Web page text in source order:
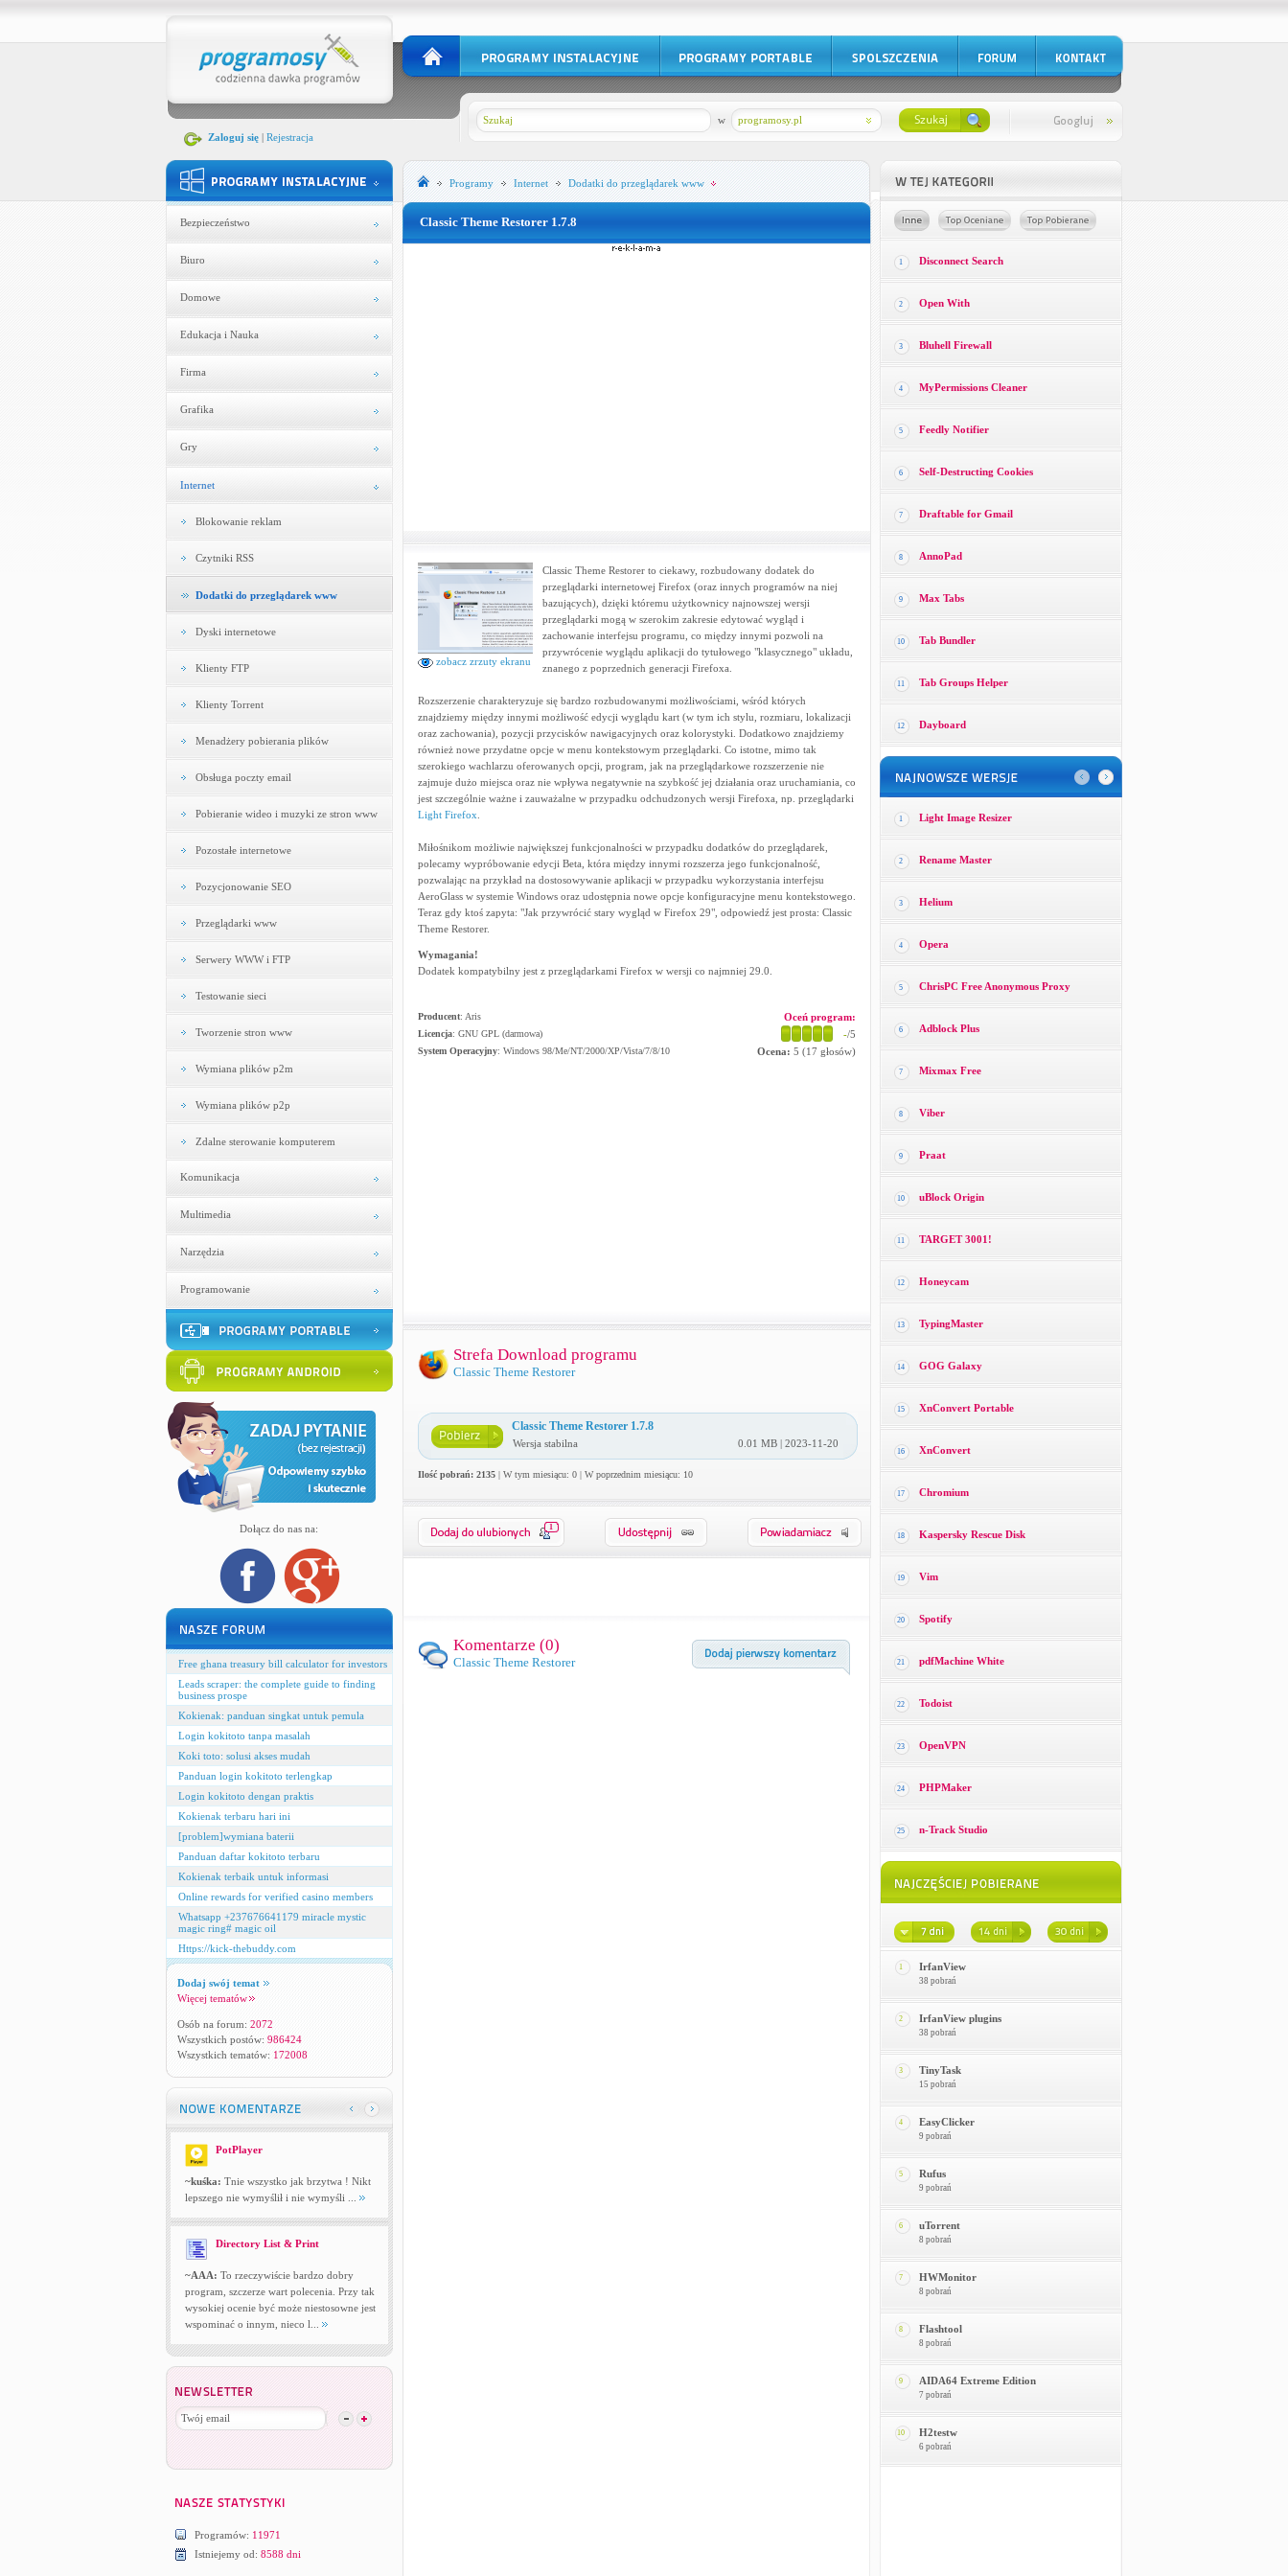
Zaloguj się| Rejestracja
programosy.pl
w
Bezpieczeństwo
Biuro
Domowe
Edukacja i Nauka
Firma
Grafika
Gry
Internet
Blokowanie reklam
Czytniki RSS
Dodatki do przeglądarek www
Dyski internetowe
Klienty FTP
Klienty Torrent
Menadżery pobierania plików
Obsługa poczty email
Pobieranie wideo i muzyki ze stron www
Pozostałe internetowe
Pozycjonowanie SEO
Przeglądarki www
Serwery WWW i FTP
Testowanie sieci
Tworzenie stron www
Wymiana plików p2m
Wymiana plików p2p
Zdalne sterowanie komputerem
Komunikacja
Multimedia
Narzędzia
Programowanie
Dołącz do nas na:
Free ghana treasury bill calculator for investors
Leads scraper: the complete guide to finding
business prospe
Kokienak: panduan singkat untuk pemula
Login kokitoto tanpa masalah
Koki toto: solusi akses mudah
Panduan login kokitoto terlengkap
Login kokitoto dengan praktis
Kokienak terbaru hari ini
[problem]wymiana baterii
Panduan daftar kokitoto terbaru
Kokienak terbaik untuk informasi
Online rewards for verified casino members
Whatsapp +237676641179 miracle mystic
magic ring# magic oil
Https://kick-thebuddy.com
Dodaj swój temat
Więcej tematów
Osób na forum: 2072
Wszystkich postów: 986424
Wszystkich tematów: 172008
PotPlayer
~kuśka: Tnie wszystko jak brzytwa ! Nikt
lepszego nie wymyślił i nie wymyśli ...
Directory List & Print
~AAA: To rzeczywiście bardzo dobry
program, szczerze wart polecenia. Przy tak
wysokiej ocenie być może niestosowne jest
wspominać o innym, nieco l...
Programów: 11971
Istniejemy od: 8588 dni
Programy Internet Dodatki do przeglądarek www
Classic Theme Restorer 1.7.8
zobacz zrzuty ekranu
Classic Theme Restorer to ciekawy, rozbudowany dodatek do
przeglądarki internetowej Firefox (oraz innych programów na niej
bazujących), dzięki któremu użytkownicy najnowszej wersji
przeglądarki mogą w szerokim zakresie edytować wygląd i
zachowanie interfejsu programu, co między innymi pozwoli na
przywrócenie wyglądu aplikacji do tytułowego "klasycznego" układu,
znanego z poprzednich generacji Firefoxa.
Rozszerzenie charakteryzuje się bardzo rozbudowanymi możliwościami, wśród których
znajdziemy między innymi możliwość edycji wyglądu kart (w tym ich stylu, rozmiaru, lokalizacji
oraz zachowania), pozycji przycisków nawigacyjnych oraz kolorystyki. Dodatkowo znajdziemy
również nowe przydatne opcje w menu kontekstowym przeglądarki. Co istotne, mimo tak
szerokiego wachlarzu oferowanych opcji, program, jak na przeglądarkowe rozszerzenie nie
zajmuje dużo miejsca oraz nie wpływa negatywnie na szybkość jej działania oraz uruchamiania, co
jest szczególnie ważne i zauważalne w przypadku odchudzonych wersji Firefoxa, np. przeglądarki
Light Firefox
Miłośnikom możliwie największej funkcjonalności w przypadku dodatków do przeglądarek,
polecamy wypróbowanie edycji Beta, która między innymi rozszerza jego funkcjonalność,
pozwalając na przykład na dostosowywanie aplikacji w przypadku wykorzystania interfejsu
AeroGlass w systemie Windows oraz udostępnia nowe opcje konfiguracyjne menu kontekstowego.
Teraz gdy ktoś zapyta: "Jak przywrócić stary wygląd w Firefox 29", odpowiedź jest prosta: Classic
Theme Restorer.
Wymagania!
Dodatek kompatybilny jest z przeglądarkami Firefox w wersji co najmniej 29.0.
Producent: Aris
Licencja: GNU GPL (darmowa)
System Operacyjny: Windows 98/Me/NT/2000/XP/Vista/7/8/10
Oceń program:
-/5
Ocena: 5 (17 głosów)
Strefa Download programu
Classic Theme Restorer
Classic Theme Restorer 1.7.8
Wersja stabilna 0.01 MB | 2023-11-20
Ilość pobrań: 2135| W tym miesiącu: 0 | W poprzednim miesiącu: 10
1
Komentarze (0)
Classic Theme Restorer
1 Disconnect Search
2 Open With
3 Bluhell Firewall
4 MyPermissions Cleaner
5 Feedly Notifier
6 Self-Destructing Cookies
7 Draftable for Gmail
8 AnnoPad
9 Max Tabs
10 Tab Bundler
11 Tab Groups Helper
12 Dayboard
1 Light Image Resizer
2 Rename Master
3 Helium
4 Opera
5 ChrisPC Free Anonymous Proxy
6 Adblock Plus
7 Mixmax Free
8 Viber
9 Praat
10 uBlock Origin
11 TARGET 3001!
12 Honeycam
13 TypingMaster
14 GOG Galaxy
15 XnConvert Portable
16 XnConvert
17 Chromium
18 Kaspersky Rescue Disk
19 Vim
20 Spotify
21 pdfMachine White
22 Todoist
23 OpenVPN
24 PHPMaker
25 n-Track Studio
1 IrfanView
38 pobrań
2 IrfanView plugins
38 pobrań
3 TinyTask
15 pobrań
4 EasyClicker
9 pobrań
5 Rufus
9 pobrań
6 uTorrent
8 pobrań
7 HWMonitor
8 pobrań
8 Flashtool
8 pobrań
9 AIDA64 Extreme Edition
7 pobrań
10 H2testw
6 pobrań